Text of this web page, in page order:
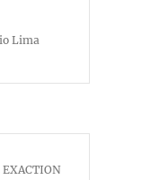
Lima
EXACTION